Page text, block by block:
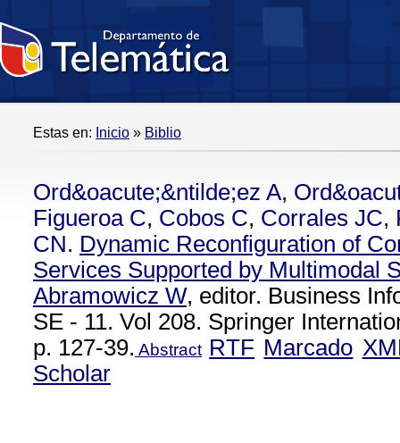
Estas en: Inicio » Biblio
Ord&oacute;&ntilde;ez A,
Figueroa C, Cobos C, Corrales JC,
CN. Dynamic Reconfiguration of
Services Supported by Multimodal
Abramowicz W, editor. Business
SE - 11. Vol 208. Springer
p. 127-39. Abstract RTF Marcado
Scholar